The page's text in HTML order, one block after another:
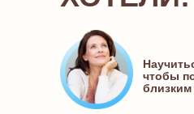
чтобы
близким